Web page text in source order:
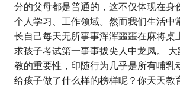
分的父母都是普通的，这不仅体现在身
个人学习、工作领域。然而我们生活中
长自己每天无所事事浑浑噩噩在麻将桌
求孩子考试第一事事拔尖人中龙凤。
教的重要性，印随行为几乎是所有哺乳
给孩子做了什么样的榜样呢？你天天教